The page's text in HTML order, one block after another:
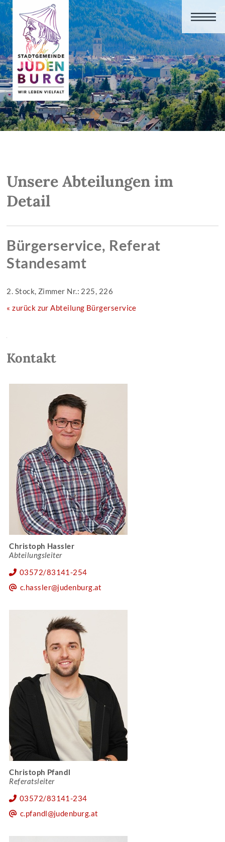
Unsere Abteilungen im
Detail
Bürgerservice, Referat
Standesamt
2. Stock, Zimmer Nr.: 225, 226
« zurück zur Abteilung Bürgerservice
Kontakt
Christoph Hassler
Abteilungsleiter
03572/83141-254
c.hassler@judenburg.at
Christoph Pfandl
Referatsleiter
03572/83141-234
c.pfandl@judenburg.at